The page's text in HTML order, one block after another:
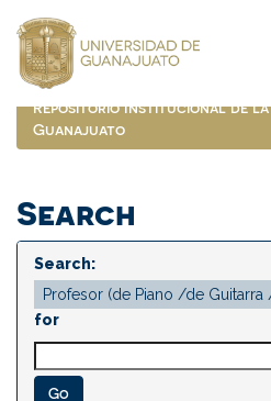
navigation
Repositorio Institucional de la
Guanajuato
Search
Search:
for